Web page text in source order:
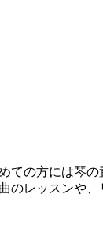
の方には琴
レッスンや